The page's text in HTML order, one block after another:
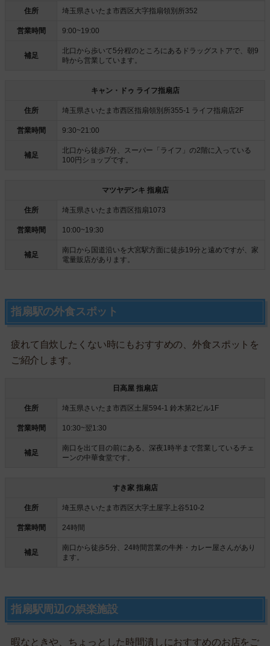
住所 埼玉県さいたま市西区大字指扇領別所352
営業時間 9:00~19:00
補足
北口から歩いて5分程のところにあるドラッグストアで、朝9
時から営業しています。
キャン・ドゥ ライフ指扇店
住所 埼玉県さいたま市西区指扇領別所355-1 ライフ指扇店2F
営業時間 9:30~21:00
補足
北口から徒歩7分、スーパー「ライフ」の2階に入っている
100円ショップです。
マツヤデンキ 指扇店
住所 埼玉県さいたま市西区指扇1073
営業時間 10:00~19:30
補足
南口から国道沿いを大宮駅方面に徒歩19分と遠めですが、家
電量販店があります。
指扇駅の外食スポット
疲れて自炊したくない時にもおすすめの、外食スポットを
ご紹介します。
日高屋 指扇店
住所 埼玉県さいたま市西区土屋594-1 鈴木第2ビル1F
営業時間 10:30~翌1:30
補足
南口を出て目の前にある、深夜1時半まで営業しているチェ
ーンの中華食堂です。
すき家 指扇店
住所 埼玉県さいたま市西区大字土屋字上谷510-2
営業時間 24時間
補足
南口から徒歩5分、24時間営業の牛丼・カレー屋さんがあり
ます。
指扇駅周辺の娯楽施設
暇なときや、ちょっとした時間潰しにおすすめのお店をご